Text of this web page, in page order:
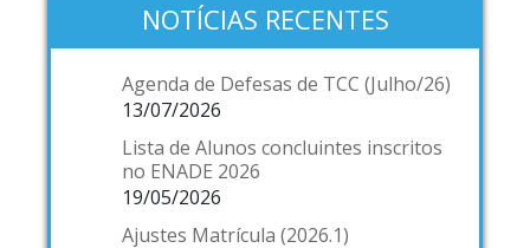
NOTÍCIAS RECENTES
Agenda de Defesas de TCC (Julho/26)
13/07/2026
Lista de Alunos concluintes inscritos
no ENADE 2026
19/05/2026
Ajustes Matrícula (2026.1)